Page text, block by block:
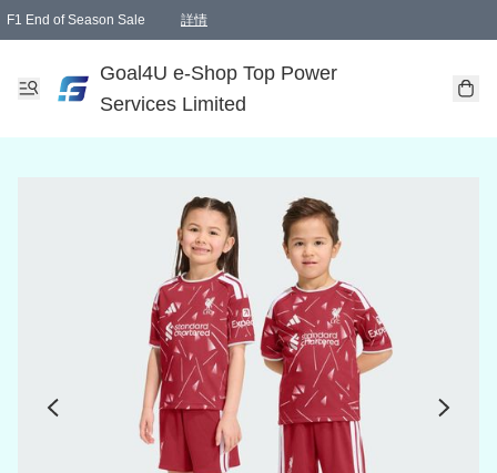
F1 End of Season Sale 詳情
Goal4U e-Shop Top Power
Services Limited